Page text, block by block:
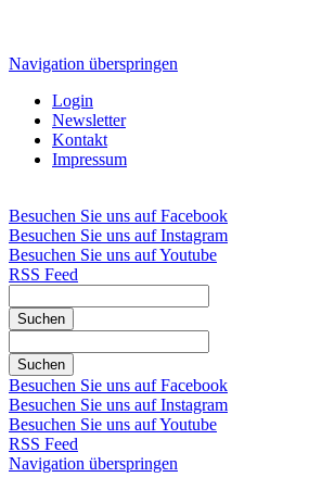
Navigation überspringen
Login
Newsletter
Kontakt
Impressum
Besuchen Sie uns auf Facebook
Besuchen Sie uns auf Instagram
Besuchen Sie uns auf Youtube
RSS Feed
Suchen
Suchen
Besuchen Sie uns auf Facebook
Besuchen Sie uns auf Instagram
Besuchen Sie uns auf Youtube
RSS Feed
Navigation überspringen